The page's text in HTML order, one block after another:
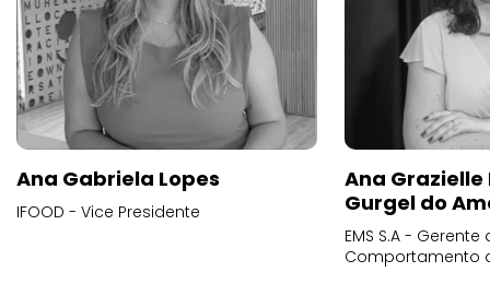
Ana Gabriela Lopes
IFOOD - Vice Presidente
Ana
Gurgel do
EMS S.A -
Comportamento